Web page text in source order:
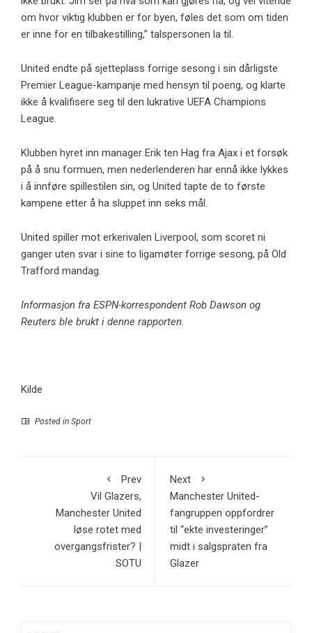
om hvor viktig klubben er for byen, føles det som om tiden
er inne for en tilbakestilling,” talspersonen la til.
United endte på sjetteplass forrige sesong i sin dårligste
Premier League-kampanje med hensyn til poeng, og klarte
ikke å kvalifisere seg til den lukrative UEFA Champions
League.
Klubben hyret inn manager Erik ten Hag fra Ajax i et forsøk
på å snu formuen, men nederlenderen har ennå ikke lykkes
i å innføre spillestilen sin, og United tapte de to første
kampene etter å ha sluppet inn seks mål.
United spiller mot erkerivalen Liverpool, som scoret ni
ganger uten svar i sine to ligamøter forrige sesong, på Old
Trafford mandag.
Informasjon fra ESPN-korrespondent Rob Dawson og
Reuters ble brukt i denne rapporten.
Kilde
Posted in Sport
Prev
Vil Glazers,
Manchester United
løse rotet med
overgangsfrister? |
SOTU
Next
Manchester United-
fangruppen oppfordrer
til “ekte investeringer”
midt i salgspraten fra
Glazer